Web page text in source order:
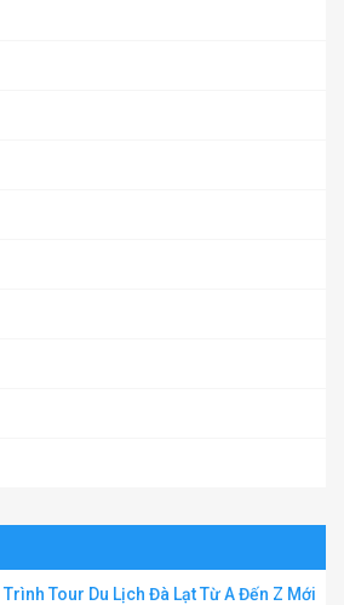
Tour Du Lịch Đà Lạt Từ A Đến Z Mới